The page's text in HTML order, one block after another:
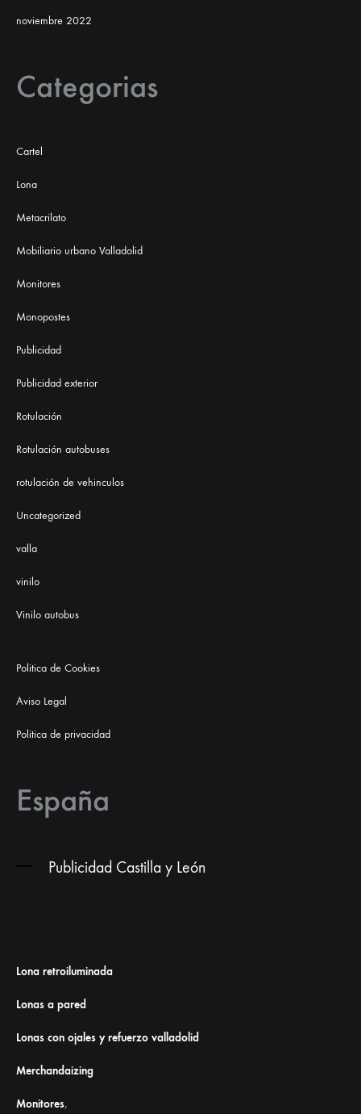
noviembre 2022
Categorias
Cartel
Lona
Metacrilato
Mobiliario urbano Valladolid
Monitores
Monopostes
Publicidad
Publicidad exterior
Rotulación
Rotulación autobuses
rotulación de vehinculos
Uncategorized
valla
vinilo
Vinilo autobus
Politica de Cookies
Aviso Legal
Politica de privacidad
España
Publicidad Castilla y León
Lona retroiluminada
Lonas a pared
Lonas con ojales y refuerzo valladolid
Merchandaizing
Monitores,